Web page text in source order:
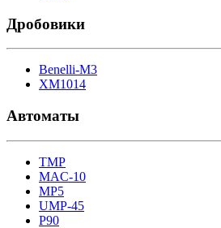
Дробовики
Benelli-M3
XM1014
Автоматы
TMP
MAC-10
MP5
UMP-45
P90